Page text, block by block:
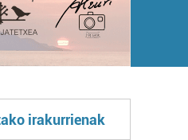
irakurrienak